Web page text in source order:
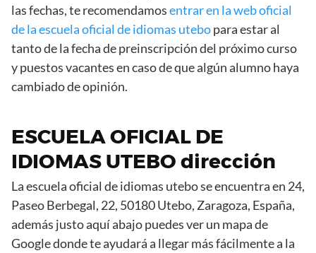
las fechas, te recomendamosentrar en la web oficial
de la escuela oficial de idiomas utebopara estar al
tanto de la fecha de preinscripción del próximo curso
y puestos vacantes en caso de que algún alumno haya
cambiado de opinión.
ESCUELA OFICIAL DE
IDIOMAS UTEBO dirección
La escuela oficial de idiomas utebo se encuentra en 24,
Paseo Berbegal, 22, 50180 Utebo, Zaragoza, España,
además justo aquí abajo puedes ver un mapa de
Google donde te ayudará a llegar más fácilmente a la